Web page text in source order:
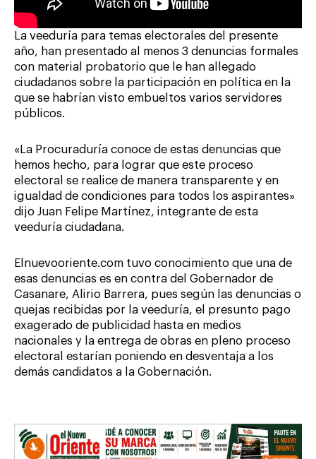
La veeduría para temas electorales del presente
año, han presentado al menos 3 denuncias formales
con material probatorio que le han allegado
ciudadanos sobre la participación en política en la
que se habrían visto embueltos varios servidores
públicos.
«La Procuraduría conoce de estas denuncias que
hemos hecho, para lograr que este proceso
electoral se realice de manera transparente y en
igualdad de condiciones para todos los aspirantes»
dijo Juan Felipe Martínez, integrante de esta
veeduría ciudadana.
Elnuevooriente.com tuvo conocimiento que una de
esas denuncias es en contra del Gobernador de
Casanare, Alirio Barrera, pues según las denuncias o
quejas recibidas por la veeduría, el presunto pago
exagerado de publicidad hasta en medios
nacionales y la entrega de obras en pleno proceso
electoral estarían poniendo en desventaja a los
demás candidatos a la Gobernación.